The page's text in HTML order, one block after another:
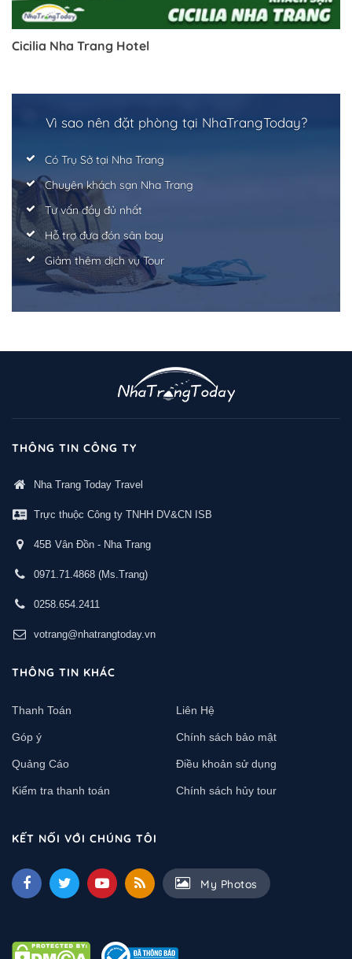
Cicilia Nha Trang Hotel
Vì sao nên đặt phòng tại NhaTrangToday?
Có Trụ Sở tại Nha Trang
Chuyên khách sạn Nha Trang
Tư vấn đầy đủ nhất
Hỗ trợ đưa đón sân bay
Giảm thêm dịch vụ Tour
THÔNG TIN CÔNG TY
Nha Trang Today Travel
Trực thuộc Công ty TNHH DV&CN ISB
45B Vân Đồn - Nha Trang
0971.71.4868 (Ms.Trang)
0258.654.2411
votrang@nhatrangtoday.vn
THÔNG TIN KHÁC
Thanh Toán Liên Hệ
Góp ý Chính sách bảo mật
Quảng Cáo Điều khoản sử dụng
Kiểm tra thanh toán Chính sách hủy tour
KẾT NỐI VỚI CHÚNG TÔI
My Photos